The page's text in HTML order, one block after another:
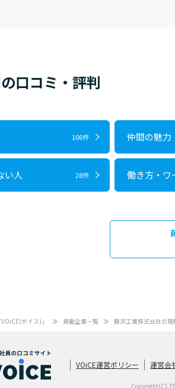
口コミ・評判
106件 仲間の魅力
い人 28件 働き方・ワ
ボイス)」 掲載企業一覧 藤沢工業株式会社の
VOiCE運営ポリシー 運営会
Copyright(C)